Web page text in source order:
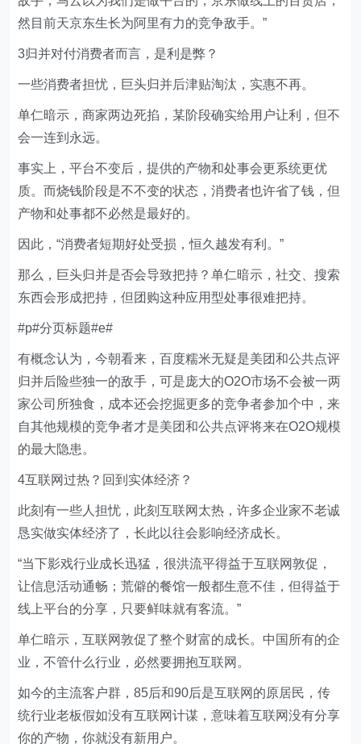
然目前天京东生长为阿里有力的竞争敌手。”
3归并对付消费者而言，是利是弊？
一些消费者担忧，巨头归并后津贴淘汰，实惠不再。
单仁暗示，商家两边死掐，某阶段确实给用户让利，但不
会一连到永远。
事实上，平台不变后，提供的产物和处事会更系统更优
质。而烧钱阶段是不不变的状态，消费者也许省了钱，但
产物和处事都不必然是最好的。
因此，“消费者短期好处受损，恒久越发有利。”
那么，巨头归并是否会导致把持？单仁暗示，社交、搜索
东西会形成把持，但团购这种应用型处事很难把持。
#p#分页标题#e#
有概念认为，今朝看来，百度糯米无疑是美团和公共点评
归并后险些独一的敌手，可是庞大的O2O市场不会被一两
家公司所独食，成本还会挖掘更多的竞争者参加个中，来
自其他规模的竞争者才是美团和公共点评将来在O2O规模
的最大隐患。
4互联网过热？回到实体经济？
此刻有一些人担忧，此刻互联网太热，许多企业家不老诚
恳实做实体经济了，长此以往会影响经济成长。
“当下影戏行业成长迅猛，很洪流平得益于互联网敦促，
让信息活动通畅；荒僻的餐馆一般都生意不佳，但得益于
线上平台的分享，只要鲜味就有客流。”
单仁暗示，互联网敦促了整个财富的成长。中国所有的企
业，不管什么行业，必然要拥抱互联网。
如今的主流客户群，85后和90后是互联网的原居民，传
统行业老板假如没有互联网计谋，意味着互联网没有分享
你的产物，你就没有新用户。